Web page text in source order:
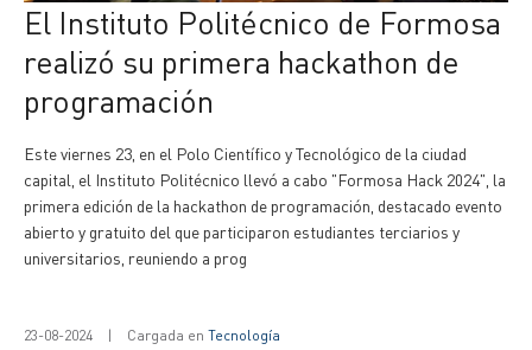
El Instituto Politécnico de Formosa
realizó su primera hackathon de
programación
Este viernes 23, en el Polo Científico y Tecnológico de la ciudad
capital, el Instituto Politécnico llevó a cabo "Formosa Hack 2024", la
primera edición de la hackathon de programación, destacado evento
abierto y gratuito del que participaron estudiantes terciarios y
universitarios, reuniendo a prog
23-08-2024 | Cargada en Tecnología